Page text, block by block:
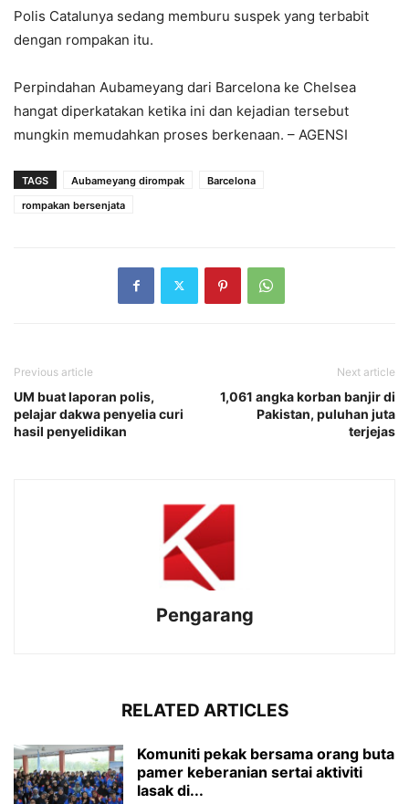
Polis Catalunya sedang memburu suspek yang terbabit
dengan rompakan itu.
Perpindahan Aubameyang dari Barcelona ke Chelsea
hangat diperkatakan ketika ini dan kejadian tersebut
mungkin memudahkan proses berkenaan. – AGENSI
TAGS Aubameyang dirompak
Barcelona
rompakan bersenjata
Previous article
UM buat laporan polis,
pelajar dakwa penyelia curi
hasil penyelidikan
Next article
1,061 angka korban banjir di
Pakistan, puluhan juta
terjejas
Pengarang
RELATED ARTICLES
Komuniti pekak bersama orang buta
pamer keberanian sertai aktiviti
lasak di...